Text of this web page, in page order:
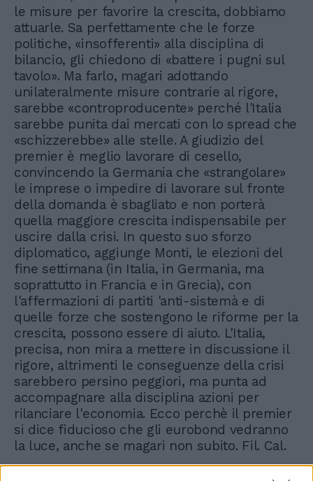
le misure per favorire la crescita, dobbiamo
attuarle. Sa perfettamente che le forze
politiche, «insofferenti» alla disciplina di
bilancio, gli chiedono di «battere i pugni sul
tavolo». Ma farlo, magari adottando
unilateralmente misure contrarie al rigore,
sarebbe «controproducente» perché l'Italia
sarebbe punita dai mercati con lo spread che
«schizzerebbe» alle stelle. A giudizio del
premier è meglio lavorare di cesello,
convincendo la Germania che «strangolare»
le imprese o impedire di lavorare sul fronte
della domanda è sbagliato e non porterà
quella maggiore crescita indispensabile per
uscire dalla crisi. In questo suo sforzo
diplomatico, aggiunge Monti, le elezioni del
fine settimana (in Italia, in Germania, ma
soprattutto in Francia e in Grecia), con
l'affermazioni di partiti 'anti-sistemà e di
quelle forze che sostengono le riforme per la
crescita, possono essere di aiuto. L'Italia,
precisa, non mira a mettere in discussione il
rigore, altrimenti le conseguenze della crisi
sarebbero persino peggiori, ma punta ad
accompagnare alla disciplina azioni per
rilanciare l'economia. Ecco perchè il premier
si dice fiducioso che gli eurobond vedranno
la luce, anche se magari non subito. Fil. Cal.